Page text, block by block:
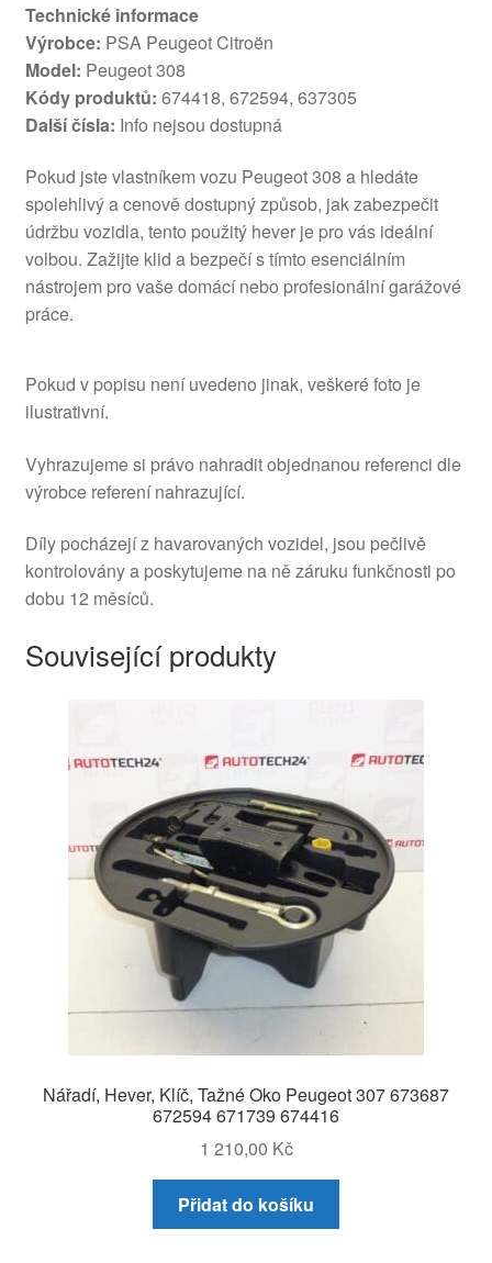
Technické informace
Výrobce: PSA Peugeot Citroën
Model: Peugeot 308
Kódy produktů: 674418, 672594, 637305
Další čísla: Info nejsou dostupná
Pokud jste vlastníkem vozu Peugeot 308 a hledáte
spolehlivý a cenově dostupný způsob, jak zabezpečit
údržbu vozidla, tento použitý hever je pro vás ideální
volbou. Zažijte klid a bezpečí s tímto esenciálním
nástrojem pro vaše domácí nebo profesionální garážové
práce.
Pokud v popisu není uvedeno jinak, veškeré foto je
ilustrativní.
Vyhrazujeme si právo nahradit objednanou referenci dle
výrobce referení nahrazující.
Díly pocházejí z havarovaných vozidel, jsou pečlivě
kontrolovány a poskytujeme na ně záruku funkčnosti po
dobu 12 měsíců.
Související produkty
Nářadí, Hever, Klíč, Tažné Oko Peugeot 307 673687
672594 671739 674416
1 210,00 Kč
Přidat do košíku